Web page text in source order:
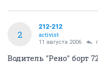
2
212-212
activist
11 августа 2006
Водитель "Рено" борт